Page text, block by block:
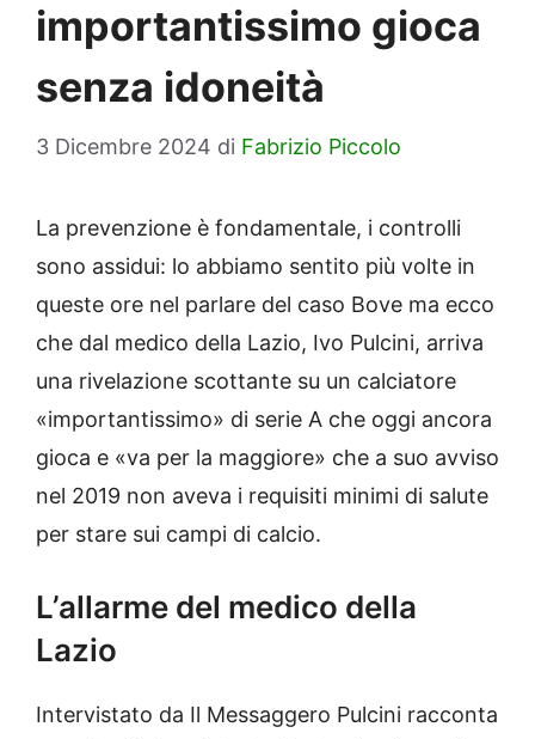
importantissimo gioca
senza idoneità
3 Dicembre 2024 di Fabrizio Piccolo
La prevenzione è fondamentale, i controlli
sono assidui: lo abbiamo sentito più volte in
queste ore nel parlare del caso Bove ma ecco
che dal medico della Lazio, Ivo Pulcini, arriva
una rivelazione scottante su un calciatore
«importantissimo» di serie A che oggi ancora
gioca e «va per la maggiore» che a suo avviso
nel 2019 non aveva i requisiti minimi di salute
per stare sui campi di calcio.
L’allarme del medico della
Lazio
Intervistato da Il Messaggero Pulcini racconta